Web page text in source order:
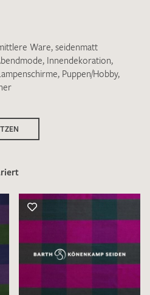
dass meine angegebenen Daten
habe ich zur Kenntnis
diese.
SENDEN
Ware, seidenmatt
, Innendekoration,
, Puppen/Hobby,